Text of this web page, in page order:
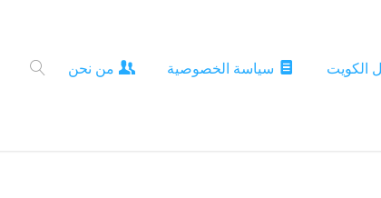
الكويت سياسة الخصوصية من نحن